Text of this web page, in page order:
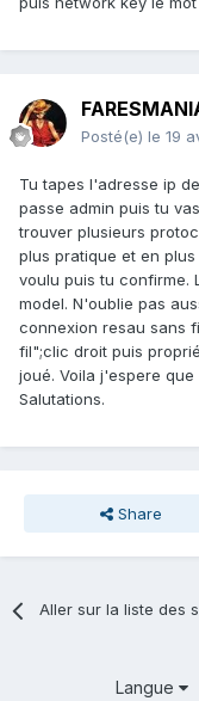
Posté(e) le 19
Tu tapes l'adresse ip
passe admin puis tu
trouver plusieurs
plus pratique et en
voulu puis tu confirme.
model. N'oublie pas
connexion resau sans
fil";clic droit puis
joué. Voila j'espere
Salutations.
Share
Aller sur la liste des
Langue